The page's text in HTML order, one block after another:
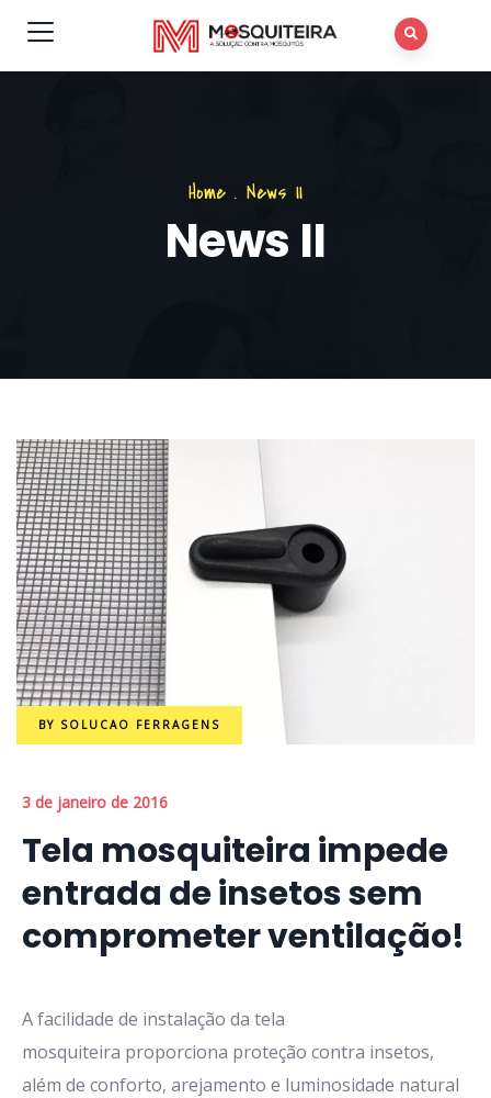
Home . News II
News II
BY SOLUCAO FERRAGENS
3 de janeiro de 2016
Tela mosquiteira impede
entrada de insetos sem
comprometer ventilação!
A facilidade de instalação da tela
mosquiteira proporciona proteção contra insetos,
além de conforto, arejamento e luminosidade natural